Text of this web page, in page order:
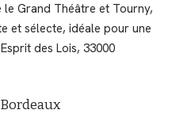
le Grand Théâtre et Tourny,
et sélecte, idéale pour une
des Lois, 33000